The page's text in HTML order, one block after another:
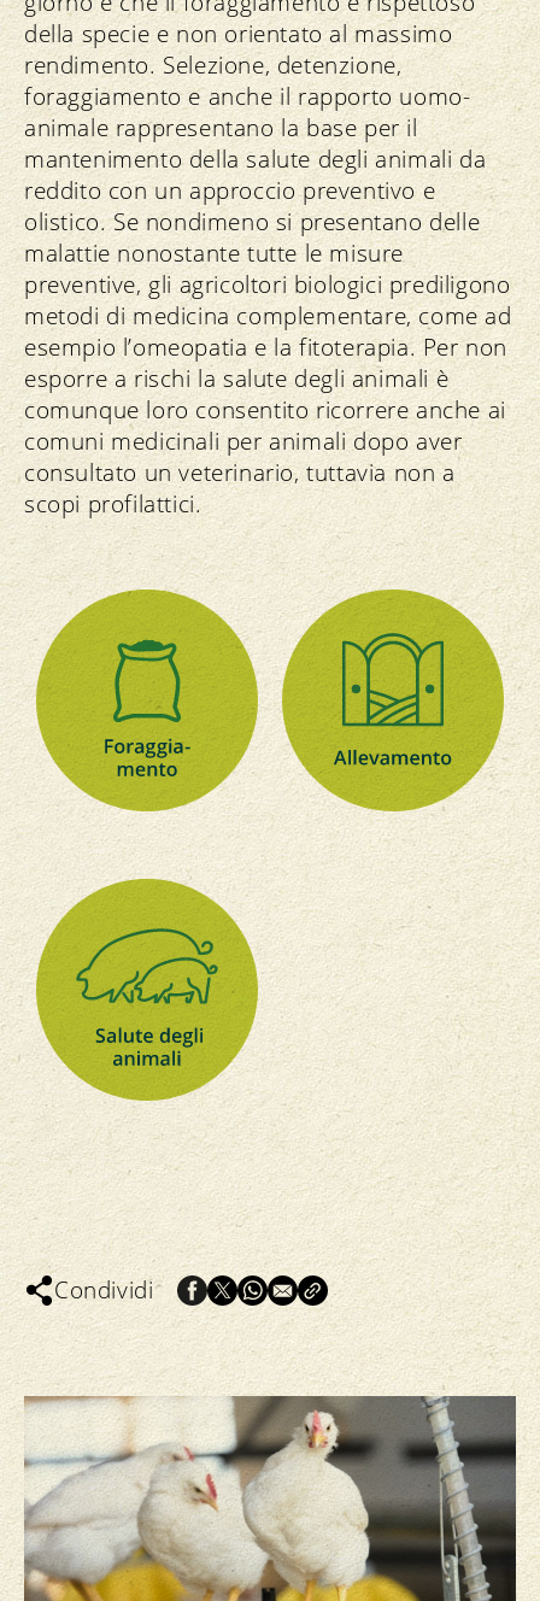
della specie e non orientato al massimo
rendimento. Selezione, detenzione,
foraggiamento e anche il rapporto uomo-
animale rappresentano la base per il
mantenimento della salute degli animali da
reddito con un approccio preventivo e
olistico. Se nondimeno si presentano delle
malattie nonostante tutte le misure
preventive, gli agricoltori biologici prediligono
metodi di medicina complementare, come ad
esempio l’omeopatia e la fitoterapia. Per non
esporre a rischi la salute degli animali è
comunque loro consentito ricorrere anche ai
comuni medicinali per animali dopo aver
consultato un veterinario, tuttavia non a
scopi profilattici.
Condividi